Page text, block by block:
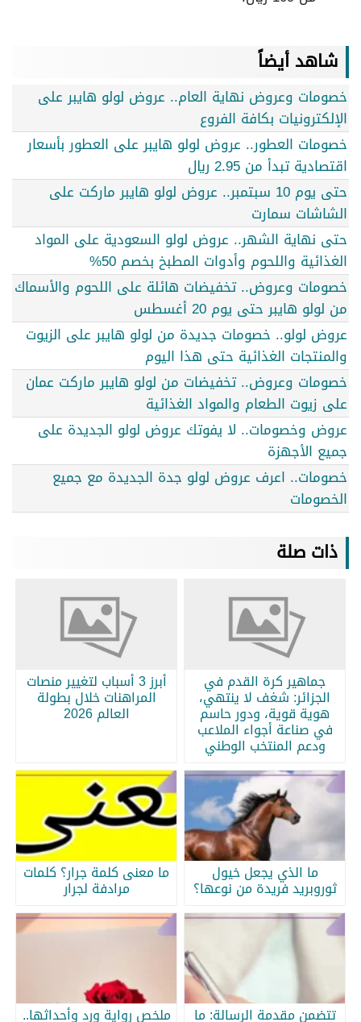
شاهد أيضاً
خصومات وعروض نهاية العام.. عروض لولو هايبر على
الإلكترونيات بكافة الفروع
خصومات العطور.. عروض لولو هايبر على العطور بأسعار
اقتصادية تبدأ من 2.95 ريال
حتى يوم 10 سبتمبر.. عروض لولو هايبر ماركت على
الشاشات سمارت
حتى نهاية الشهر.. عروض لولو السعودية على المواد
الغذائية واللحوم وأدوات المطبخ بخصم 50%
خصومات وعروض.. تخفيضات هائلة على اللحوم والأسماك
من لولو هايبر حتى يوم 20 أغسطس
عروض لولو.. خصومات جديدة من لولو هايبر على الزيوت
والمنتجات الغذائية حتى هذا اليوم
خصومات وعروض.. تخفيضات من لولو هايبر ماركت عمان
على زيوت الطعام والمواد الغذائية
عروض وخصومات.. لا يفوتك عروض لولو الجديدة على
جميع الأجهزة
خصومات.. اعرف عروض لولو جدة الجديدة مع جميع
الخصومات
ذات صلة
جماهير كرة القدم في
الجزائر: شغف لا ينتهي،
هوية قوية، ودور حاسم
في صناعة أجواء الملاعب
ودعم المنتخب الوطني
أبرز 3 أسباب لتغيير منصات
المراهنات خلال بطولة
العالم 2026
ما الذي يجعل خيول
ثوروبريد فريدة من نوعها؟
ما معنى كلمة جرار؟ كلمات
مرادفة لجرار
تتضمن مقدمة الرسالة: ما ملخص رواية ورد وأحداثها..